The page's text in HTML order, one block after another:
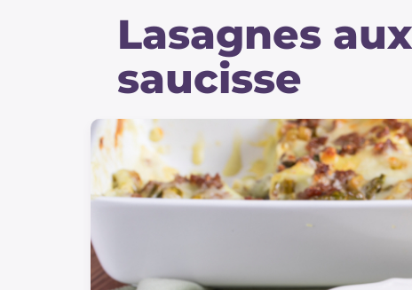
Plats principaux
Accompagnement
Pizzas et focaccia
Gateaux et patisserie
Lasagnes
saucisse